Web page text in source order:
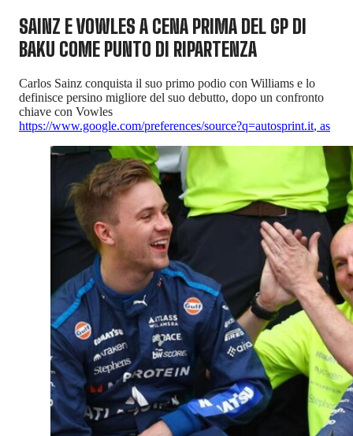
SAINZ E VOWLES A CENA PRIMA DEL GP DI
BAKU COME PUNTO DI RIPARTENZA
Carlos Sainz conquista il suo primo podio con Williams e lo
definisce persino migliore del suo debutto, dopo un confronto
chiave con Vowles
https://www.google.com/preferences/source?q=autosprint.it, as